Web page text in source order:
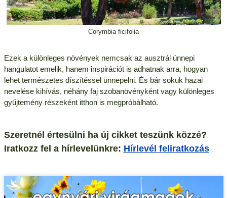
Corymbia ficifolia
Ezek a különleges növények nemcsak az ausztrál ünnepi
hangulatot emelik, hanem inspirációt is adhatnak arra, hogyan
lehet természetes díszítéssel ünnepelni. És bár sokuk hazai
nevelése kihívás, néhány faj szobanövényként vagy különleges
gyűjtemény részeként itthon is megpróbálható.
Szeretnél értesülni ha új cikket teszünk közzé?
Iratkozz fel a hírlevelünkre: Hírlevél feliratkozás